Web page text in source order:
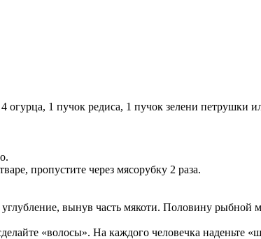
огурца, 1 пучок редиса, 1 пучок зелени
пропустите через мясорубку 2 раза.
вынув часть мякоти. Половину рыбной
«волосы». На каждого человечка наденьте